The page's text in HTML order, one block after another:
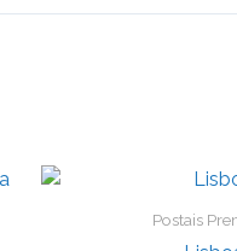
Postais